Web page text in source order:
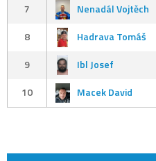
7
Nenadál Vojtěch
8
Hadrava Tomáš
9
Ibl Josef
10
Macek David